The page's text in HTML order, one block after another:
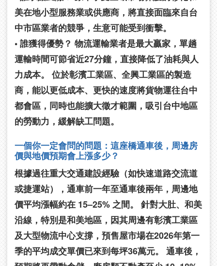
美在地小型服務業或供應商，將直接面臨來自台
中市區業者的競爭，生意可能受到衝擊。
• 誰獲得優勢？ 物流運輸業者是最大贏家，單趟
運輸時間可節省近27分鐘，直接降低了油耗與人
力成本。 位於彰濱工業區、全興工業區的製造
商，能以更低成本、更快的速度將貨物運往台中
都會區，同時也能擴大徵才範圍，吸引台中地區
的勞動力，緩解缺工問題。
一個你一定會問的問題：這座橋通車後，周邊房
價與地價預期會上漲多少？
根據過往重大交通建設經驗（如快速道路交流道
或捷運站），通車前一年至通車後兩年，周邊地
價平均漲幅約在 15–25% 之間。 針對大肚、和美
沿線，特別是和美地區，因其周邊有彰濱工業區
及大型物流中心支撐，預售屋市場在2026年第一
季的平均成交單價已來到每坪36萬元。 通車後，